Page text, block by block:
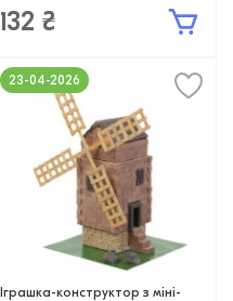
132 ₴
Іграшка-конструктор з міні-
23-04-2026